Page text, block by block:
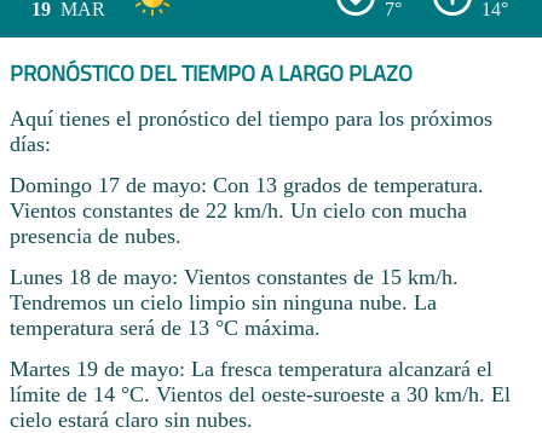
19 MAR 7° 14°
PRONÓSTICO DEL TIEMPO A LARGO PLAZO
Aquí tienes el pronóstico del tiempo para los próximos
días:
Domingo 17 de mayo: Con 13 grados de temperatura.
Vientos constantes de 22 km/h. Un cielo con mucha
presencia de nubes.
Lunes 18 de mayo: Vientos constantes de 15 km/h.
Tendremos un cielo limpio sin ninguna nube. La
temperatura será de 13 °C máxima.
Martes 19 de mayo: La fresca temperatura alcanzará el
límite de 14 °C. Vientos del oeste-suroeste a 30 km/h. El
cielo estará claro sin nubes.